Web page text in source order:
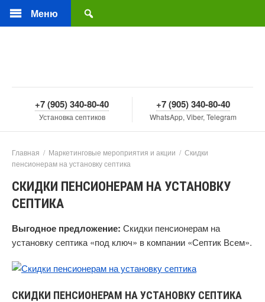
Меню
+7 (905) 340-80-40
Установка септиков
+7 (905) 340-80-40
WhatsApp, Viber, Telegram
Главная / Маркетинговые мероприятия и акции / Скидки
пенсионерам на установку септика
СКИДКИ ПЕНСИОНЕРАМ НА УСТАНОВКУ
СЕПТИКА
Выгодное предложение: Скидки пенсионерам на
установку септика «под ключ» в компании «Септик Всем».
CКИДКИ ПЕНСИОНЕРАМ НА УСТАНОВКУ СЕПТИКА